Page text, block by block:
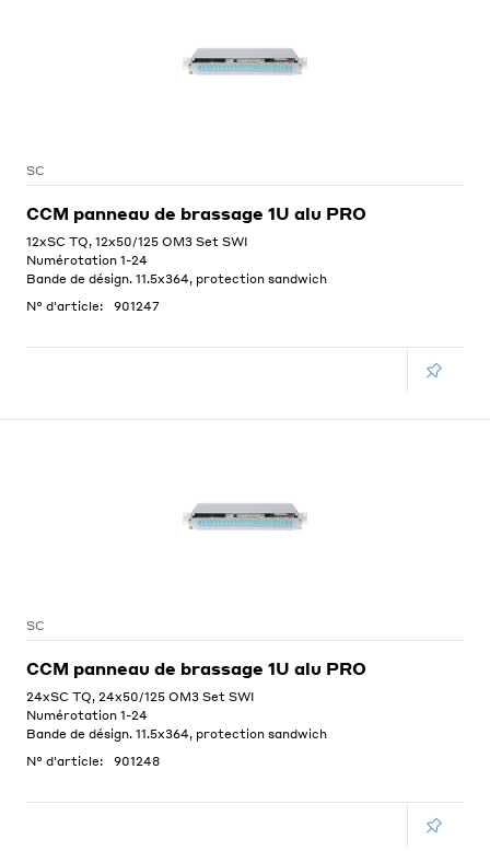
SC
CCM panneau de brassage 1U alu PRO
12xSC TQ, 12x50/125 OM3 Set SWI
Numérotation 1-24
Bande de désign. 11.5x364, protection sandwich
N° d'article:
901247
SC
CCM panneau de brassage 1U alu PRO
24xSC TQ, 24x50/125 OM3 Set SWI
Numérotation 1-24
Bande de désign. 11.5x364, protection sandwich
N° d'article:
901248